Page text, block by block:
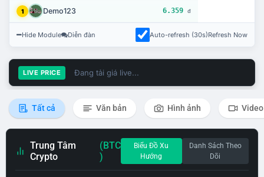
1 Demo123 6.359 đ
Hide Module Diễn đàn Auto-refresh (30s)Refresh Now
LIVE PRICE Đang tải giá live...
Tất cả Văn bản Hình ảnh Video
Trung Tâm
Crypto
(BTC
)
Biểu Đồ Xu
Hướng
Danh Sách Theo
Dõi